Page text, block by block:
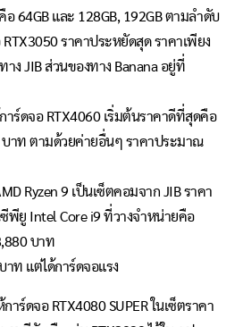
64GB และ 128GB, 192GB ตามลำดับ
ราคาประหยัดสุด ราคาเพียง
าง JIB ส่วนของทาง Banana อยู่ที่
ร์ดจอ RTX4060 เริ่มต้นราคาดีที่สุดคือ
บาท ตามด้วยค่ายอื่นๆ ราคาประมาณ
Ryzen 9 เป็นเซ็ตคอมจาก JIB ราคา
พียู Intel Core i9 ที่วางจำหน่ายคือ
บาท
าท แต่ได้การ์ดจอแรง
การ์ดจอ RTX4080 SUPER ในเซ็ตราคา